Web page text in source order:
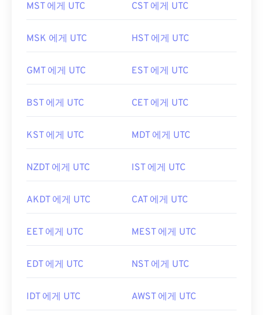
MST 에게 UTC CST 에게 UTC
MSK 에게 UTC HST 에게 UTC
GMT 에게 UTC EST 에게 UTC
BST 에게 UTC CET 에게 UTC
KST 에게 UTC MDT 에게 UTC
NZDT 에게 UTC IST 에게 UTC
AKDT 에게 UTC CAT 에게 UTC
EET 에게 UTC MEST 에게 UTC
EDT 에게 UTC NST 에게 UTC
IDT 에게 UTC AWST 에게 UTC